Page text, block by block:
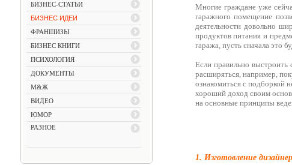
БИЗНЕС-СТАТЬИ
БИЗНЕС ИДЕИ
ФРАНШИЗЫ
БИЗНЕС КНИГИ
ПСИХОЛОГИЯ
ДОКУМЕНТЫ
М&Ж
ВИДЕО
ЮМОР
РАЗНОЕ
Многие граждане уже
гаражного помещение
деятельности довольно
продуктов питания и
гаража, пусть сначала это
Если правильно
расширяться, например,
ознакомиться с подборкой
хороший доход своим
на основные принципы
1. Изготовление